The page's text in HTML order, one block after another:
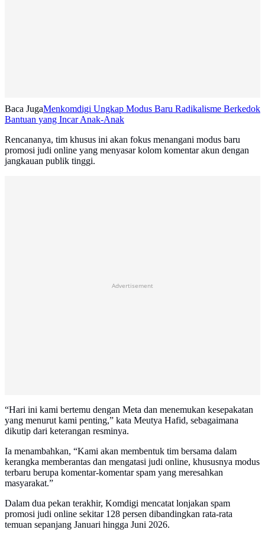
Baca JugaMenkomdigi Ungkap Modus Baru Radikalisme Berkedok
Bantuan yang Incar Anak-Anak
Rencananya, tim khusus ini akan fokus menangani modus baru
promosi judi online yang menyasar kolom komentar akun dengan
jangkauan publik tinggi.
Advertisement
“Hari ini kami bertemu dengan Meta dan menemukan kesepakatan
yang menurut kami penting,” kata Meutya Hafid, sebagaimana
dikutip dari keterangan resminya.
Ia menambahkan, “Kami akan membentuk tim bersama dalam
kerangka memberantas dan mengatasi judi online, khususnya modus
terbaru berupa komentar-komentar spam yang meresahkan
masyarakat.”
Dalam dua pekan terakhir, Komdigi mencatat lonjakan spam
promosi judi online sekitar 128 persen dibandingkan rata-rata
temuan sepanjang Januari hingga Juni 2026.